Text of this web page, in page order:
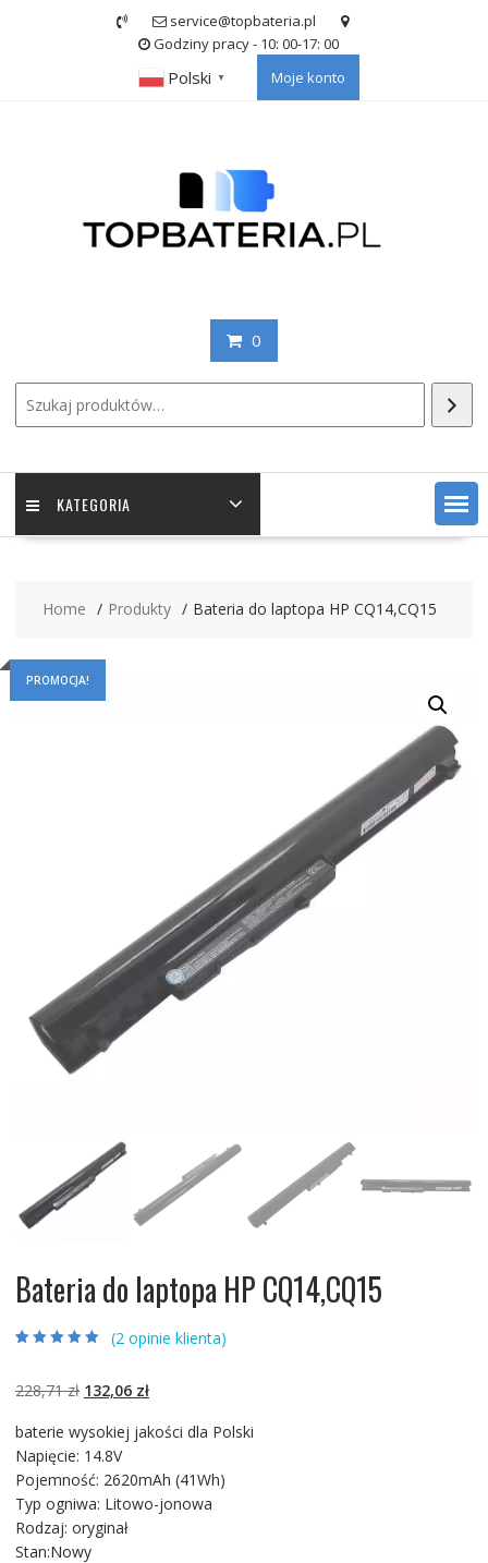
service@topbateria.pl
Godziny pracy - 10: 00-17: 00
Polski ▼ Moje konto
0
KATEGORIA
Home Produkty Bateria do laptopa HP CQ14,CQ15
PROMOCJA!
Bateria do laptopa HP CQ14,CQ15
podstawie
klientów
(2opinie klienta)
228,71zł Pierwotna
wynosiła:
228,71 zł.
132,06 złAktualna
wynosi:
baterie wysokiej jakości dla Polski
Napięcie: 14.8V
Pojemność: 2620mAh (41Wh)
Typ ogniwa: Litowo-jonowa
Rodzaj: oryginał
Stan:Nowy